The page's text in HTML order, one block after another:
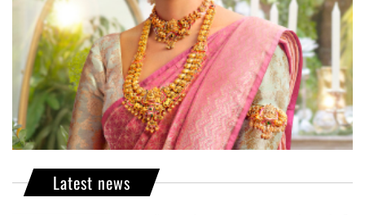
Latest news